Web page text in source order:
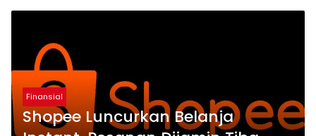
Finansial
Shopee Luncurkan Belanja